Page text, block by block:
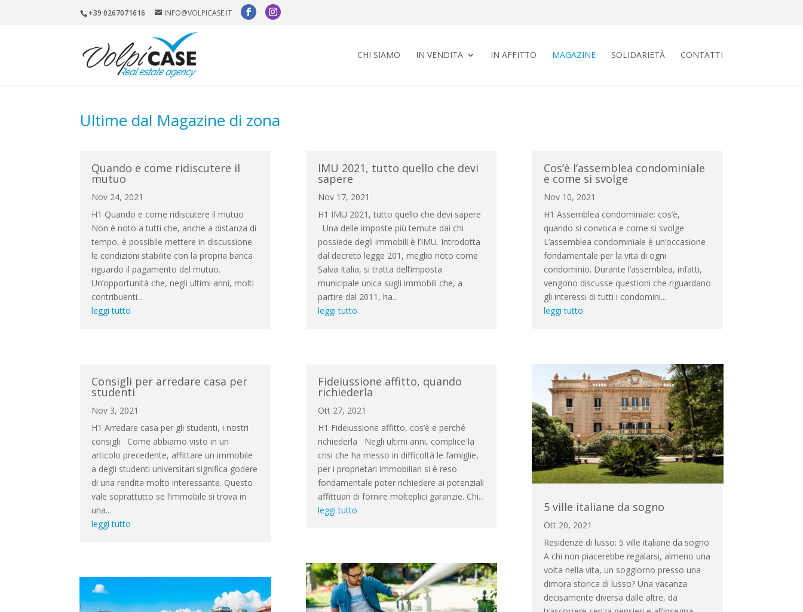
+39 0267071616 INFO@VOLPICASE.IT
CHI SIAMO IN VENDITA IN AFFITTO MAGAZINE SOLIDARIETÀ CONTATTI
Ultime dal Magazine di zona
Quando e come ridiscutere il
mutuo
Nov 24, 2021
H1 Quando e come ridiscutere il mutuo
Non è noto a tutti che, anche a distanza di
tempo, è possibile mettere in discussione
le condizioni stabilite con la propria banca
riguardo il pagamento del mutuo.
Un’opportunità che, negli ultimi anni, molti
contribuenti...
leggi tutto
Consigli per arredare casa per
studenti
Nov 3, 2021
H1 Arredare casa per gli studenti, i nostri
consigli Come abbiamo visto in un
articolo precedente, affittare un immobile
a degli studenti universitari significa godere
di una rendita molto interessante. Questo
vale soprattutto se l’immobile si trova in
una...
leggi tutto
IMU 2021, tutto quello che devi
sapere
Nov 17, 2021
H1 IMU 2021, tutto quello che devi sapere
Una delle imposte più temute dai chi
possiede degli immobili è l’IMU. Introdotta
dal decreto legge 201, meglio noto come
Salva Italia, si tratta dell’imposta
municipale unica sugli immobili che, a
partire dal 2011, ha...
leggi tutto
Fideiussione affitto, quando
richiederla
Ott 27, 2021
H1 Fideiussione affitto, cos’è e perché
richiederla Negli ultimi anni, complice la
crisi che ha messo in difficoltà le famiglie,
per i proprietari immobiliari si è reso
fondamentale poter richiedere ai potenziali
affittuari di fornire molteplici garanzie. Chi...
leggi tutto
Cos’è l’assemblea condominiale
e come si svolge
Nov 10, 2021
H1 Assemblea condominiale: cos’è,
quando si convoca e come si svolge
L’assemblea condominiale è un’occasione
fondamentale per la vita di ogni
condominio. Durante l’assemblea, infatti,
vengono discusse questioni che riguardano
gli interessi di tutti i condomini...
leggi tutto
5 ville italiane da sogno
Ott 20, 2021
Residenze di lusso: 5 ville italiane da sogno
A chi non piacerebbe regalarsi, almeno una
volta nella vita, un soggiorno presso una
dimora storica di lusso? Una vacanza
decisamente diversa dalle altre, da